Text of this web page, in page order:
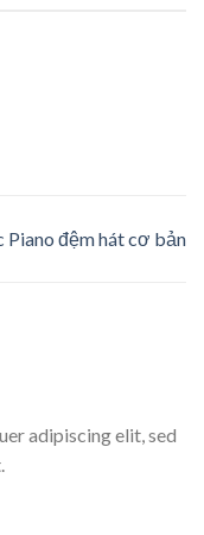
Piano đệm hát cơ bản
adipiscing elit, sed